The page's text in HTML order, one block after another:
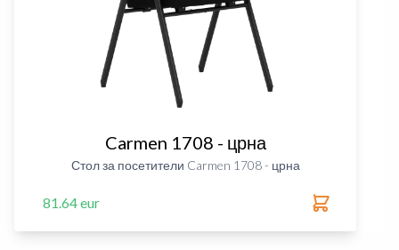
Carmen 1708 - црна
Стол за посетители Carmen 1708 - црна
81.64 eur